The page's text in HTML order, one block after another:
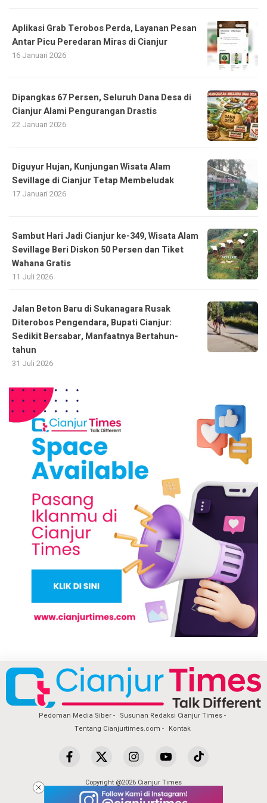
Aplikasi Grab Terobos Perda, Layanan Pesan
Antar Picu Peredaran Miras di Cianjur
16 Januari 2026
Dipangkas 67 Persen, Seluruh Dana Desa di
Cianjur Alami Pengurangan Drastis
22 Januari 2026
Diguyur Hujan, Kunjungan Wisata Alam
Sevillage di Cianjur Tetap Membeludak
17 Januari 2026
Sambut Hari Jadi Cianjur ke-349, Wisata Alam
Sevillage Beri Diskon 50 Persen dan Tiket
Wahana Gratis
11 Juli 2026
Jalan Beton Baru di Sukanagara Rusak
Diterobos Pengendara, Bupati Cianjur:
Sedikit Bersabar, Manfaatnya Bertahun-
tahun
31 Juli 2026
Pedoman Media Siber
Susunan Redaksi Cianjur Times
Tentang Cianjurtimes.com
Kontak
Copyright @2026 Cianjur Times
All Rights Reserved